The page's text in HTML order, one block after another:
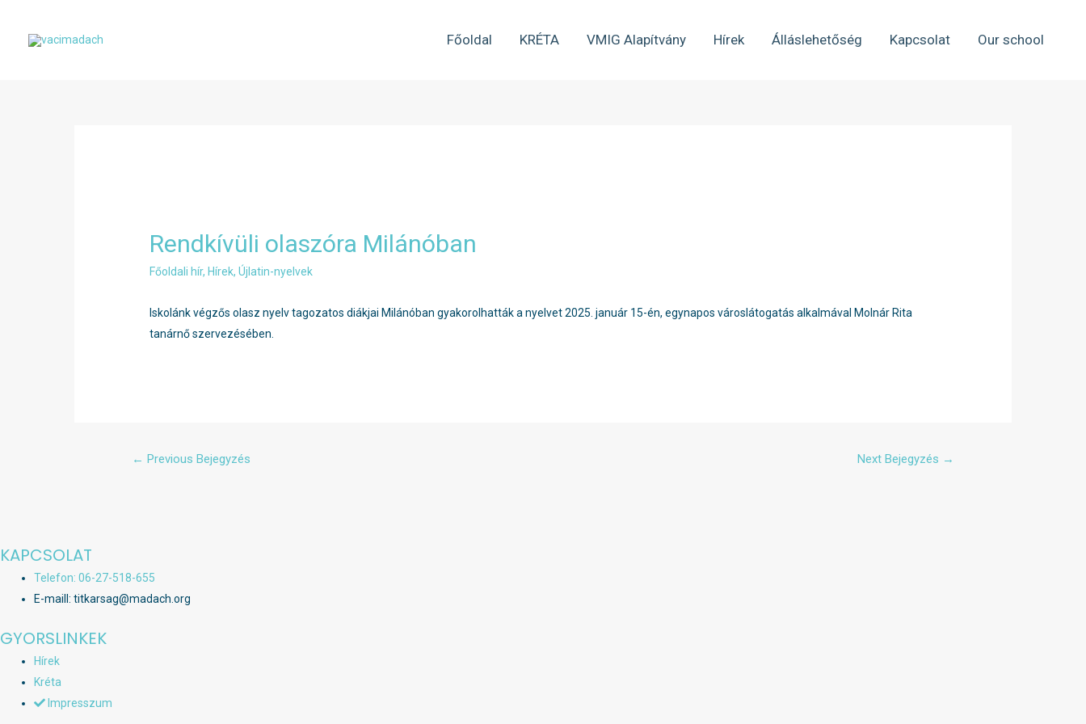
Főoldal KRÉTA VMIG Alapítvány Hírek Álláslehetőség Kapcsolat Our school
Rendkívüli olaszóra Milánóban
Főoldali hír, Hírek,Újlatin-nyelvek
Iskolánk végzős olasz nyelv tagozatos diákjai Milánóban gyakorolhatták a nyelvet 2025. január 15-én, egynapos városlátogatás alkalmával Molnár Rita
tanárnő szervezésében.
Bejegyzés
← Previous Bejegyzés Next Bejegyzés →
KAPCSOLAT
Telefon: 06-27-518-655
E-maill: titkarsag@madach.org
GYORSLINKEK
Hírek
Kréta
Impresszum